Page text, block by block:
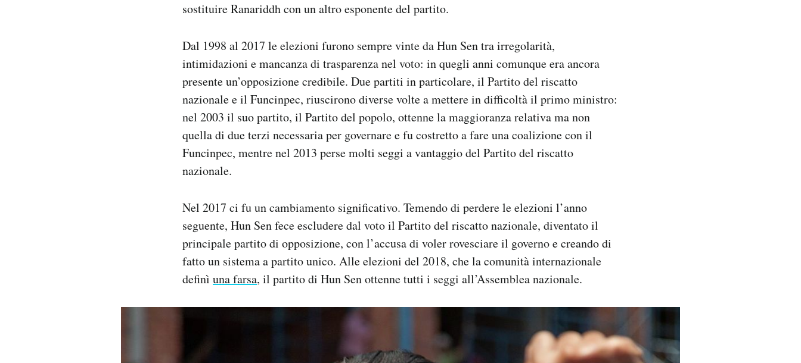
sostituire Ranariddh con un altro esponente del partito.
Dal 1998 al 2017 le elezioni furono sempre vinte da Hun Sen tra irregolarità,
intimidazioni e mancanza di trasparenza nel voto: in quegli anni comunque era ancora
presente un’opposizione credibile. Due partiti in particolare, il Partito del riscatto
nazionale e il Funcinpec, riuscirono diverse volte a mettere in difficoltà il primo ministro:
nel 2003 il suo partito, il Partito del popolo, ottenne la maggioranza relativa ma non
quella di due terzi necessaria per governare e fu costretto a fare una coalizione con il
Funcinpec, mentre nel 2013 perse molti seggi a vantaggio del Partito del riscatto
nazionale.
Nel 2017 ci fu un cambiamento significativo. Temendo di perdere le elezioni l’anno
seguente, Hun Sen fece escludere dal voto il Partito del riscatto nazionale, diventato il
principale partito di opposizione, con l’accusa di voler rovesciare il governo e creando di
fatto un sistema a partito unico. Alle elezioni del 2018, che la comunità internazionale
definì una farsa, il partito di Hun Sen ottenne tutti i seggi all’Assemblea nazionale.